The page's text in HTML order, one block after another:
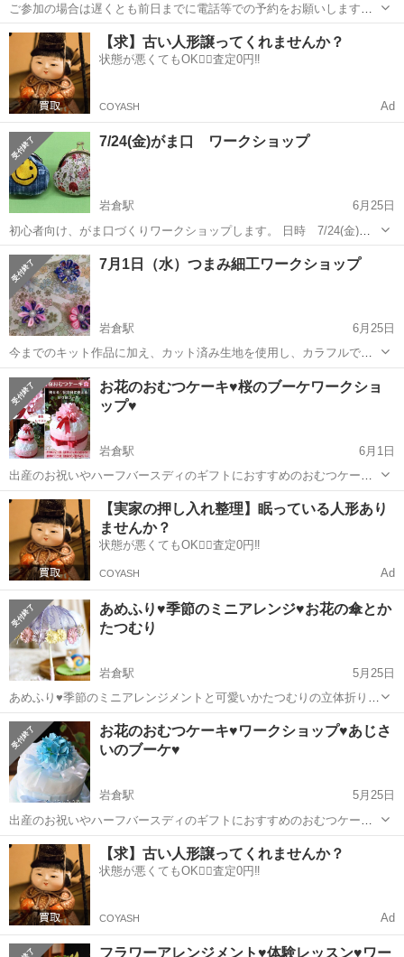
ご参加の場合は遅くとも前日までに電話等での予約をお願いします。
ミシン初心者さん、 おうちにミシンがない方、 いろいろなアイテムを
作りたい方、 ご参加をお待ちしています。 リクエストべースでお好き
なアイ...
愛知 岩倉市 岩倉駅 ワークショップ 先生
【求】古い人形譲ってくれませんか？
状態が悪くてもOK🙆‍♀️査定0円‼️
COYASH Ad
7/24(金)がま口 ワークショップ
岩倉駅
6月25日
初心者向け、がま口づくりワークショップします。 日時 7/24(金)
13：30～14：30 持ち物 縫い針 縫い糸 待ち針 ハサミ（布、糸切
り用） ボンド（口先が細く金属に使える物） 目打ち（マイナス...
愛知 岩倉市 岩倉駅 ワークショップ がま口
7月1日（水）つまみ細工ワークショップ
岩倉駅
6月25日
今までのキット作品に加え、カット済み生地を使用し、カラフルでや
や大きめサイズの作品作りを体験していただけるようになりました。
皆様のご参加をお待ちしております。 日時 7月1日（水）13：30～
14：30 持ち物...
愛知 岩倉市 岩倉駅 ワークショップ
お花のおむつケーキ♥桜のブーケワークショ
ップ♥
岩倉駅
6月1日
出産のお祝いやハーフバースディのギフトにおすすめのおむつケーキ♥
お誕生日、七五三のお祝いにもおすすめの折り紙ブーケ♥ こちらのお
むつケーキ・折り紙ブーケレッスンでは、Kaniふぁみりあオリジナル♥
お花の折り紙ブーケ...
愛知 岩倉市 岩倉駅 ワークショップ オリジナル
【実家の押し入れ整理】眠っている人形あり
ませんか？
状態が悪くてもOK🙆‍♀️査定0円‼️
COYASH Ad
あめふり♥季節のミニアレンジ♥お花の傘とか
たつむり
岩倉駅
5月25日
あめふり♥季節のミニアレンジメントと可愛いかたつむりの立体折り紙
を作って飾りませんか？ どこにでも飾れる小さなプレートの上の世界
♥季節感をお部屋に気軽に取り入れてお楽しみください♥ 一年を通じて
飾れる作品を毎月提案してい...
愛知 岩倉市 岩倉駅 ワークショップ 羊毛フェルト
お花のおむつケーキ♥ワークショップ♥あじさ
いのブーケ♥
岩倉駅
5月25日
出産のお祝いやハーフバースディのギフトにおすすめのおむつケーキ♥
6月生まれの女の子♥男の子♥ベイビーに♡ こちらのおむつケーキレッ
スンは、Kaniふぁみりあオリジナル♥ お花の折り紙ブーケを添える、
世界でひと...
愛知 岩倉市 岩倉駅 ワークショップ オリジナル
【求】古い人形譲ってくれませんか？
状態が悪くてもOK🙆‍♀️査定0円‼️
COYASH Ad
フラワーアレンジメント♥体験レッスン♥ワー